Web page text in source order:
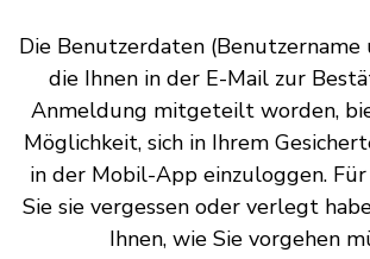
Die Benutzerdaten (Benutzername
die Ihnen in der E-Mail zur
Anmeldung mitgeteilt worden,
Möglichkeit, sich in Ihrem
in der Mobil-App einzuloggen. Für
Sie sie vergessen oder verlegt
Ihnen, wie Sie vorgehen